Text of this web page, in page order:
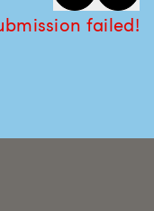
failed!